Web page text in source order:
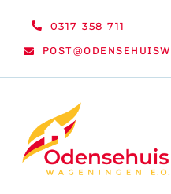
0317 358 711